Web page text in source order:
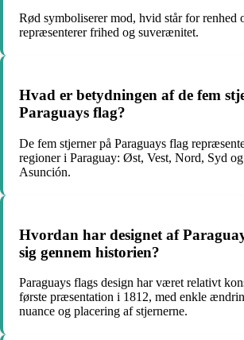
Rød symboliserer mod, hvid står for renhed
repræsenterer frihed og suverænitet.
Hvad er betydningen af de fem
Paraguays flag?
De fem stjerner på Paraguays flag
regioner i Paraguay: Øst, Vest, Nord, Syd
Asunción.
Hvordan har designet af
sig gennem historien?
Paraguays flags design har været relativt
første præsentation i 1812, med enkle
nuance og placering af stjernerne.